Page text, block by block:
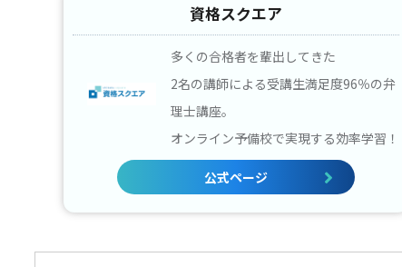
資格スクエア
多くの合格者を輩出してきた
2名の講師による受講生満足度96％の弁
理士講座。
オンライン予備校で実現する効率学習！
公式ページ